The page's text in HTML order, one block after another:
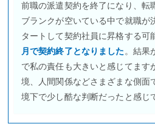
前職の派遣契約を終了になり、転
ブランクが空いている中で就職が
タートして契約社員に昇格する可
月で契約終了となりました。結果
で私の責任も大きいと感じてます
境、人間関係などさまざまな側面
境下で少し酷な判断だったと感じ